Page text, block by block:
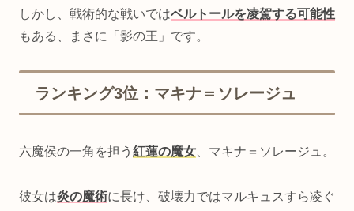
しかし、戦術的な戦いではベルトールを凌駕する可能性
もある、まさに「影の王」です。
ランキング3位：マキナ＝ソレージュ
六魔侯の一角を担う 紅蓮の魔女 、マキナ＝ソレージュ。
彼女は炎の魔術に長け、破壊力ではマルキュスすら凌ぐ